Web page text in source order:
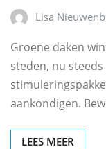
Lisa
Groene daken
steden, nu
aankondigen.
LEES MEER